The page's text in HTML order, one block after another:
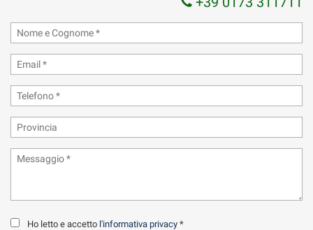
Ho letto e accetto l'informativa privacy *